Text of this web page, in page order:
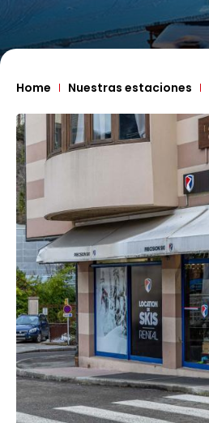
Home Nuestras estaciones